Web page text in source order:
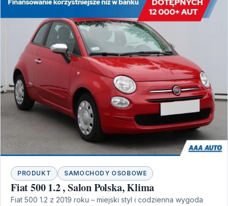
PRODUKT SAMOCHODY OSOBOWE
Fiat 500 1.2 , Salon Polska, Klima
Fiat 500 1.2 z 2019 roku – miejski styl i codzienna wygoda